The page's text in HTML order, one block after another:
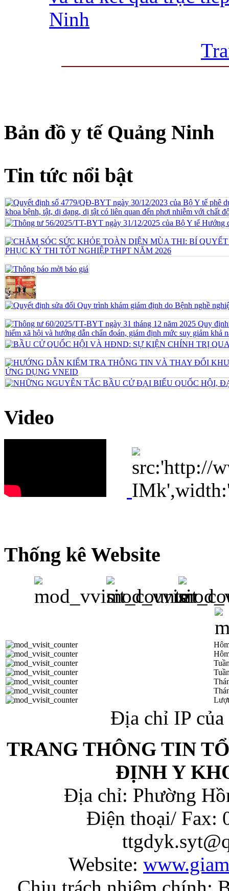
Ninh
Bản đồ y tế Quảng Ninh
Tin tức nổi bật
Video
Thống kê Website
Địa chỉ IP của
TRANG THÔNG TIN
ĐỊNH Y
Địa chỉ: Phường
Điện thoại/ Fax:
Website: